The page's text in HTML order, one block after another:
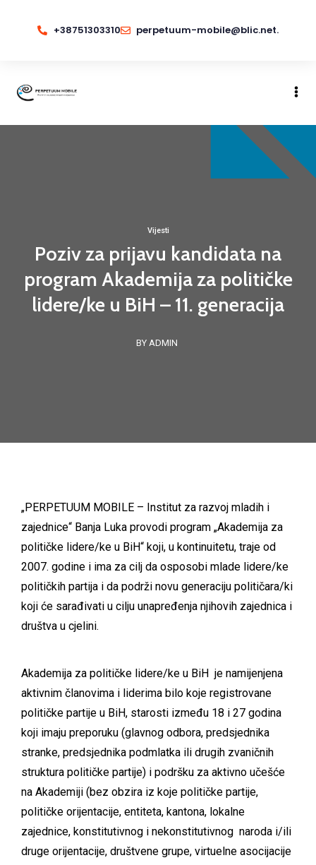
+38751303310 perpetuum-mobile@blic.net.
Vijesti
Poziv za prijavu kandidata na
program Akademija za političke
lidere/ke u BiH – 11. generacija
BY ADMIN
„PERPETUUM MOBILE – Institut za razvoj mladih i
zajednice“ Banja Luka provodi program „Akademija za
političke lidere/ke u BiH“ koji, u kontinuitetu, traje od
2007. godine i ima za cilj da osposobi mlade lidere/ke
političkih partija i da podrži novu generaciju političara/ki
koji će sarađivati u cilju unapređenja njihovih zajednica i
društva u cjelini.
Akademija za političke lidere/ke u BiH je namijenjena
aktivnim članovima i liderima bilo koje registrovane
političke partije u BiH, starosti između 18 i 27 godina
koji imaju preporuku (glavnog odbora, predsjednika
stranke, predsjednika podmlatka ili drugih zvaničnih
struktura političke partije) i podršku za aktivno učešće
na Akademiji (bez obzira iz koje političke partije,
političke orijentacije, entiteta, kantona, lokalne
zajednice, konstitutivnog i nekonstitutivnog naroda i/ili
druge orijentacije, društvene grupe, virtuelne asocijacije